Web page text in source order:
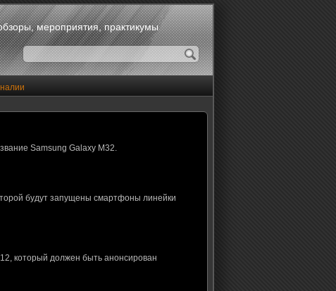
мероприятия, практикумы
Samsung Galaxy M32.
будут запущены смартфоны линейки
который должен быть анонсирован